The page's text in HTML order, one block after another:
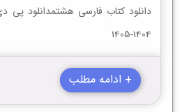
دانلود کتاب فارسی هشتمدانلود
1404-1405
+ ادامه مطلب